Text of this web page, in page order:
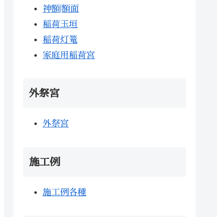
神額|額面
稲荷玉垣
稲荷灯篭
家庭用稲荷宮
外祭宮
外祭宮
施工例
施工例各種